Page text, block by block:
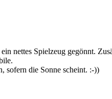
nettes Spielzeug gegönnt.
sofern die Sonne scheint. :-))